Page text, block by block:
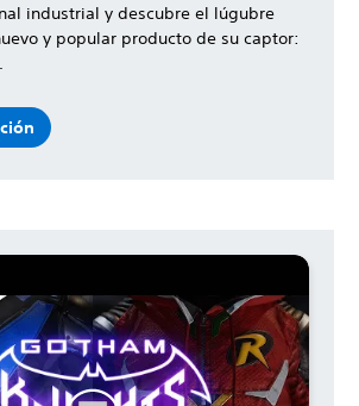
industrial y descubre el lúgubre
y popular producto de su captor: